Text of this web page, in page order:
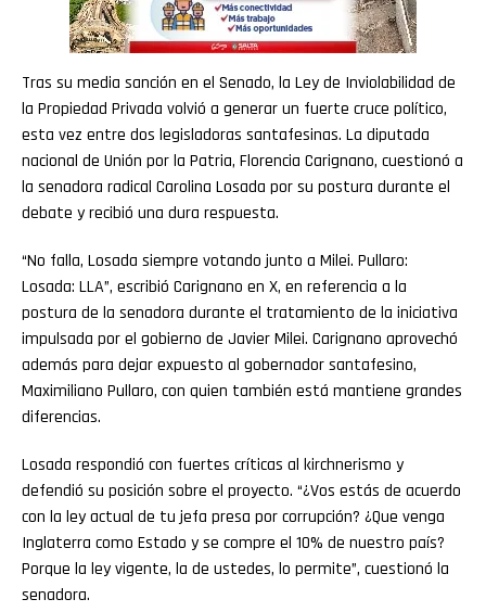
Tras su media sanción en el Senado, la Ley de Inviolabilidad de
la Propiedad Privada volvió a generar un fuerte cruce político,
esta vez entre dos legisladoras santafesinas. La diputada
nacional de Unión por la Patria, Florencia Carignano, cuestionó a
la senadora radical Carolina Losada por su postura durante el
debate y recibió una dura respuesta.
“No falla, Losada siempre votando junto a Milei. Pullaro:
Losada: LLA”, escribió Carignano en X, en referencia a la
postura de la senadora durante el tratamiento de la iniciativa
impulsada por el gobierno de Javier Milei. Carignano aprovechó
además para dejar expuesto al gobernador santafesino,
Maximiliano Pullaro, con quien también está mantiene grandes
diferencias.
Losada respondió con fuertes críticas al kirchnerismo y
defendió su posición sobre el proyecto. “¿Vos estás de acuerdo
con la ley actual de tu jefa presa por corrupción? ¿Que venga
Inglaterra como Estado y se compre el 10% de nuestro país?
Porque la ley vigente, la de ustedes, lo permite”, cuestionó la
senadora.